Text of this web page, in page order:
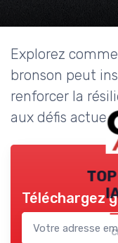
Explorez
bronson peut
renforcer la
aux défis
Téléchargez